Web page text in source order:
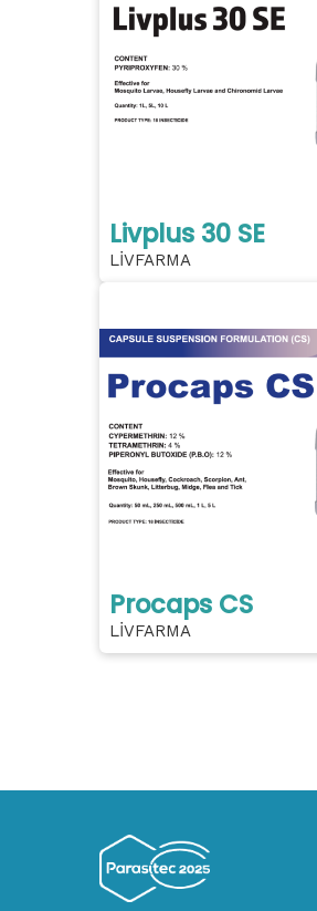
Livplus 30 SE
LİVFARMA
Procaps CS
LİVFARMA